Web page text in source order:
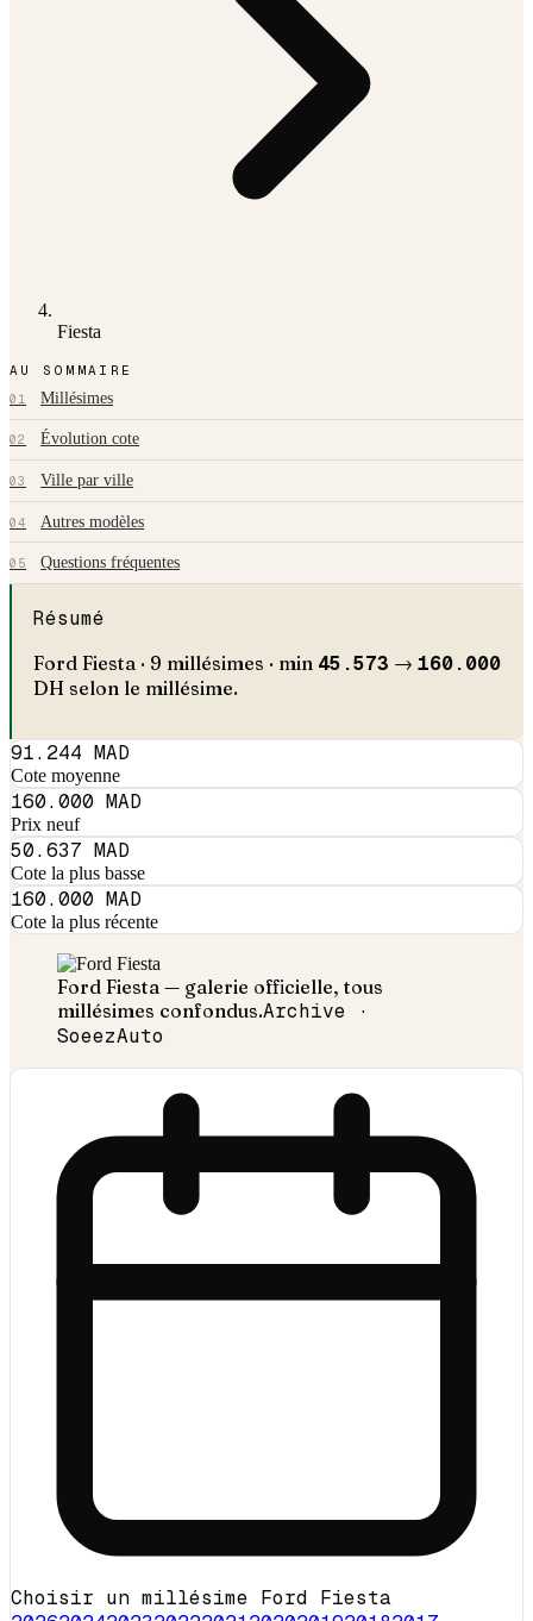
Fiesta
AU SOMMAIRE
01 Millésimes
02 Évolution cote
03 Ville par ville
04 Autres modèles
05 Questions fréquentes
Résumé
Ford Fiesta · 9 millésimes · min 45.573 → 160.000
DH selon le millésime.
91.244 MAD
Cote moyenne
160.000 MAD
Prix neuf
50.637 MAD
Cote la plus basse
160.000 MAD
Cote la plus récente
Ford Fiesta — galerie officielle, tous
millésimes confondus.Archive ·
SoeezAuto
Choisir un millésime Ford Fiesta